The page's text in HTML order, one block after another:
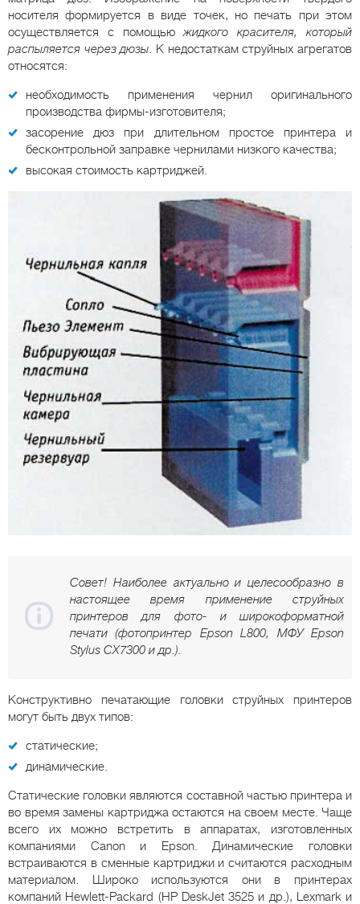
носителя формируется в виде точек, но печать при этом
осуществляется с помощьюжидкого красителя, который
распыляется через дюзы. К недостаткам струйных агрегатов
относятся:
необходимость применения чернил оригинального
производства фирмы-изготовителя;
засорение дюз при длительном простое принтера и
бесконтрольной заправке чернилами низкого качества;
высокая стоимость картриджей.
Совет! Наиболее актуально и целесообразно в
настоящее время применение струйных
принтеров для фото- и широкоформатной
печати (фотопринтер Epson L800, МФУ Epson
Stylus CX7300 и др.).
Конструктивно печатающие головки струйных принтеров
могут быть двух типов:
статические;
динамические.
Статические головки являются составной частью принтера и
во время замены картриджа остаются на своем месте. Чаще
всего их можно встретить в аппаратах, изготовленных
компаниями Canon и Epson. Динамические головки
встраиваются в сменные картриджи и считаются расходным
материалом. Широко используются они в принтерах
компаний Hewlett-Packard (HP DeskJet 3525 и др.), Lexmark и